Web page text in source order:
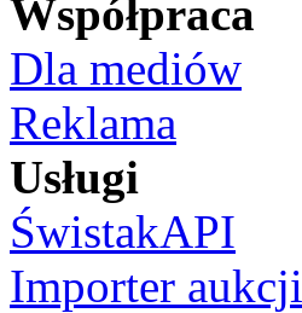
Współpraca
Dla mediów
Reklama
Usługi
ŚwistakAPI
Importer aukcji